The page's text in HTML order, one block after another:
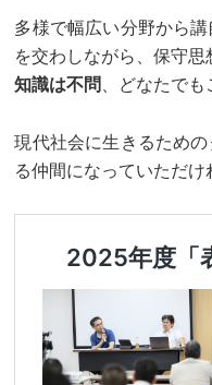
多様で幅広い分野から
を交わしながら、保守思
知識は不問
、どなたで
現代社会に生きるため
る仲間になっていただけ